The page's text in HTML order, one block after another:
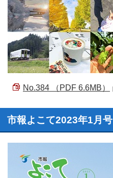
No.384 （PDF 6.6MB）
市報よこて2023年1月号